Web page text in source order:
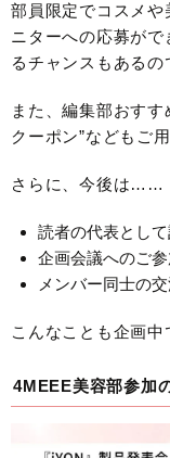
部員限定でコスメ
ニターへの応募が
るチャンスもある
また、編集部おす
クーポン”などもご
さらに、今後は……
読者の代表とし
企画会議へのご参
メンバー同士の
こんなことも企画中
4MEEE美容部参加